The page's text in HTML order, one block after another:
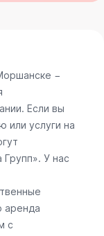
−
Если вы
или услуги на
У нас
аренда
с